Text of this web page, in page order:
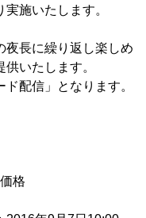
施いたします。
夜長に繰り返し楽しめ
いたします。
配信」となります。
格